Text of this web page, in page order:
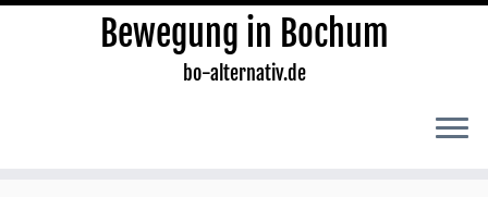
Bewegung in Bochum
bo-alternativ.de